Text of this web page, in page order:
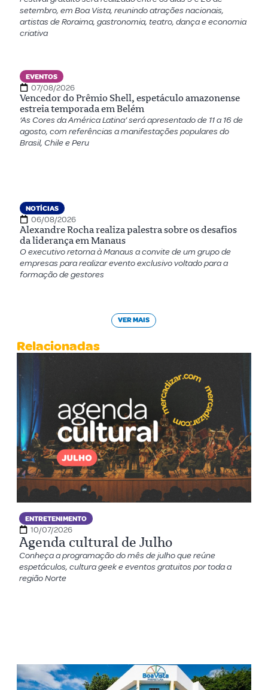
setembro, em Boa Vista, reunindo atrações nacionais,
artistas de Roraima, gastronomia, teatro, dança e economia
criativa
EVENTOS
07/08/2026
Vencedor do Prêmio Shell, espetáculo amazonense
estreia temporada em Belém
‘As Cores da América Latina’ será apresentado de 11 a 16 de
agosto, com referências a manifestações populares do
Brasil, Chile e Peru
NOTÍCIAS
06/08/2026
Alexandre Rocha realiza palestra sobre os desafios
da liderança em Manaus
O executivo retorna à Manaus a convite de um grupo de
empresas para realizar evento exclusivo voltado para a
formação de gestores
VER MAIS
Relacionadas
ENTRETENIMENTO
10/07/2026
Agenda cultural de Julho
Conheça a programação do mês de julho que reúne
espetáculos, cultura geek e eventos gratuitos por toda a
região Norte